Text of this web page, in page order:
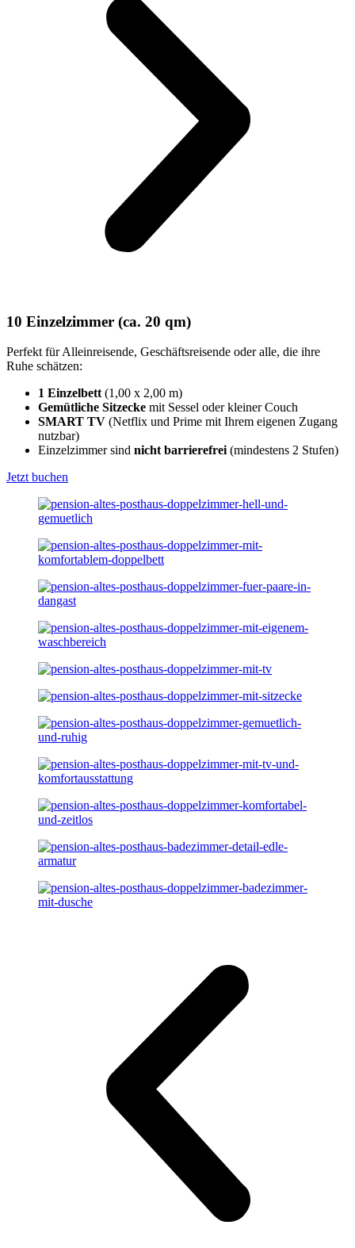
10 Einzelzimmer (ca. 20 qm)
Perfekt für Alleinreisende, Geschäftsreisende oder alle, die ihre
Ruhe schätzen:
1 Einzelbett (1,00 x 2,00 m)
Gemütliche Sitzecke mit Sessel oder kleiner Couch
SMART TV (Netflix und Prime mit Ihrem eigenen Zugang
nutzbar)
Einzelzimmer sind nicht barrierefrei (mindestens 2 Stufen)
Jetzt buchen